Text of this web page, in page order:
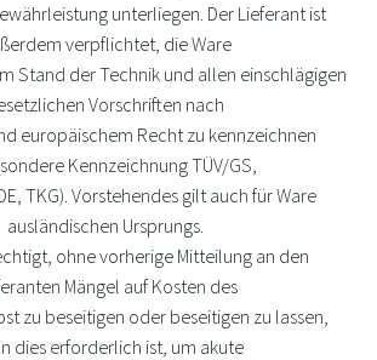
unterliegen. Der Lieferant ist
verpflichtet, die Ware
Stand der Technik und allen einschlägigen
Vorschriften nach
europäischem Recht zu kennzeichnen
Kennzeichnung TÜV/GS,
TKG). Vorstehendes gilt auch für Ware
ausländischen Ursprungs.
ohne vorherige Mitteilung an den
Mängel auf Kosten des
zu beseitigen oder beseitigen zu lassen,
dies erforderlich ist, um akute